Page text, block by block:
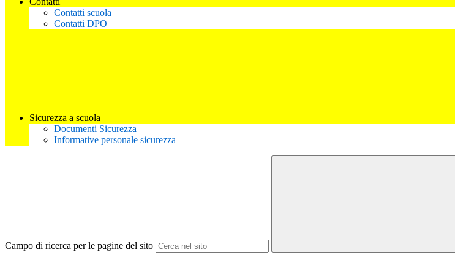
Contatti scuola
Contatti DPO
Sicurezza a scuola
Documenti Sicurezza
Informative personale sicurezza
Campo di ricerca per le pagine del sito